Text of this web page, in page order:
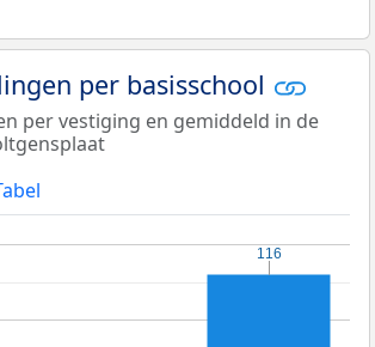
per basisschool
per vestiging en gemiddeld in de
116
116